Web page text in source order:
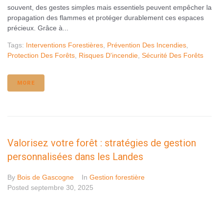
souvent, des gestes simples mais essentiels peuvent empêcher la
propagation des flammes et protéger durablement ces espaces
précieux. Grâce à...
Tags: Interventions Forestières Prévention Des Incendies
Protection Des Forêts Risques D'incendie Sécurité Des Forêts
MORE
Valorisez votre forêt : stratégies de gestion
personnalisées dans les Landes
By Bois de Gascogne In Gestion forestière
Posted septembre 30, 2025